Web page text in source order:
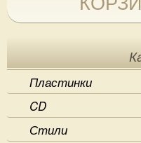
Пластинки
CD
Стили